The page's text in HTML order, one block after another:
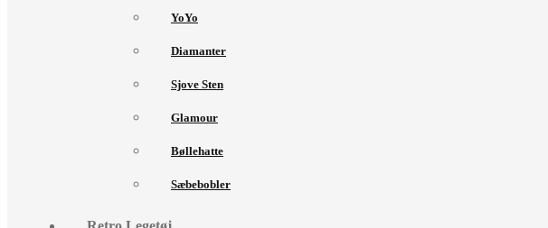
YoYo
Diamanter
Sjove Sten
Glamour
Bøllehatte
Sæbebobler